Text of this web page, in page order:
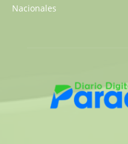
Nacionales